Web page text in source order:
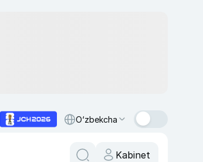
O‘zbekcha
Kabinet